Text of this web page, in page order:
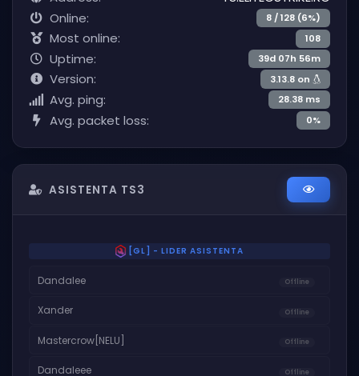
Online:
8 / 128 (6%)
Most online: 108
Uptime: 39d 07h 56m
Version: 3.13.8 on
Avg. ping: 28.38 ms
Avg. packet loss: 0%
ASISTENTA TS3
[GL] - LIDER ASISTENTA
Dandalee Offline
Xander Offline
Mastercrow[NELU] Offline
Dandaleee Offline